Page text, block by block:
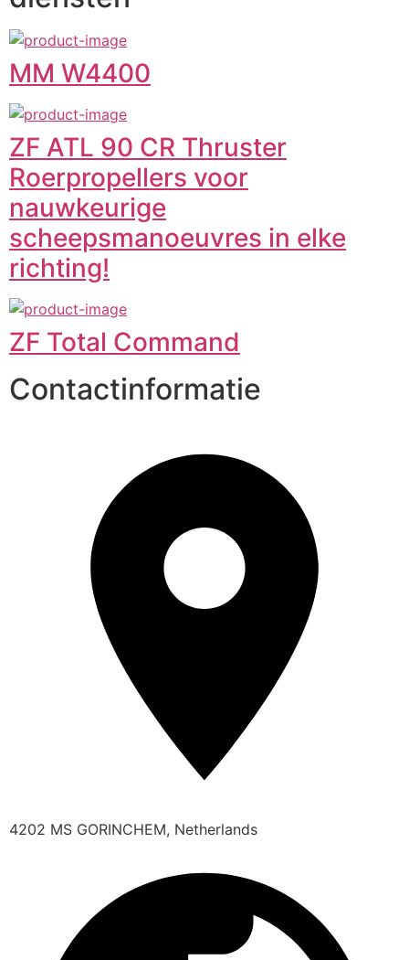
MM W4400
ZF ATL 90 CR Thruster
Roerpropellers voor
nauwkeurige
scheepsmanoeuvres in elke
richting!
ZF Total Command
Contactinformatie
4202 MS GORINCHEM, Netherlands